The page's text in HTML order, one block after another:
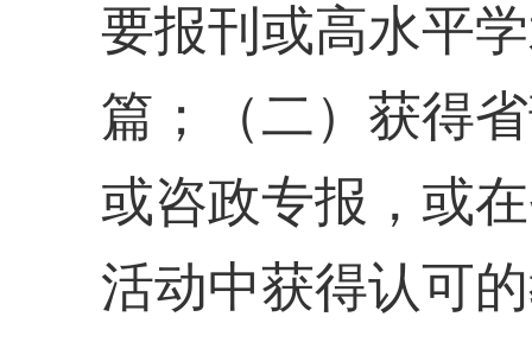
要报刊或高水平
篇；（二）获得
或咨政专报，或
活动中获得认可